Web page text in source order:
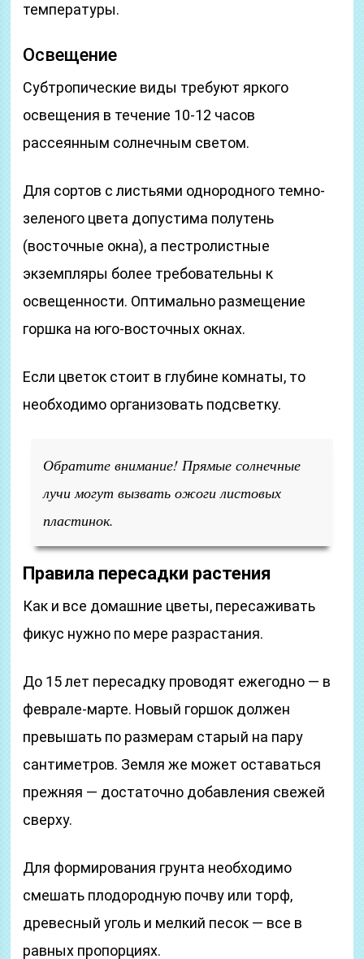
температуры.
Освещение
Субтропические виды требуют яркого
освещения в течение 10-12 часов
рассеянным солнечным светом.
Для сортов с листьями однородного темно-
зеленого цвета допустима полутень
(восточные окна), а пестролистные
экземпляры более требовательны к
освещенности. Оптимально размещение
горшка на юго-восточных окнах.
Если цветок стоит в глубине комнаты, то
необходимо организовать подсветку.
Обратите внимание! Прямые солнечные
лучи могут вызвать ожоги листовых
пластинок.
Правила пересадки растения
Как и все домашние цветы, пересаживать
фикус нужно по мере разрастания.
До 15 лет пересадку проводят ежегодно — в
феврале-марте. Новый горшок должен
превышать по размерам старый на пару
сантиметров. Земля же может оставаться
прежняя — достаточно добавления свежей
сверху.
Для формирования грунта необходимо
смешать плодородную почву или торф,
древесный уголь и мелкий песок — все в
равных пропорциях.